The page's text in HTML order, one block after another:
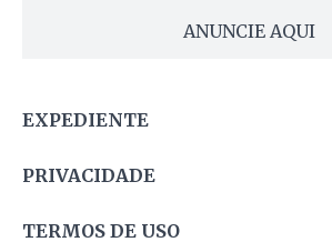
ANUNCIE AQUI
EXPEDIENTE
PRIVACIDADE
TERMOS DE USO